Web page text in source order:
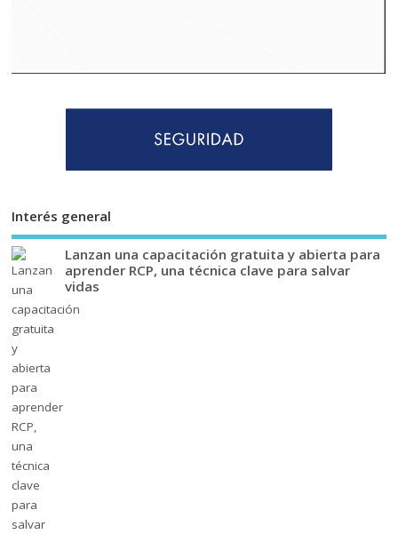
Interés general
Lanzan una capacitación gratuita y abierta para
aprender RCP, una técnica clave para salvar
vidas